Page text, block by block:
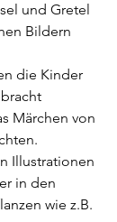
und Gretel
Bildern
die Kinder
Märchen von
Illustrationen
in den
wie z.B.